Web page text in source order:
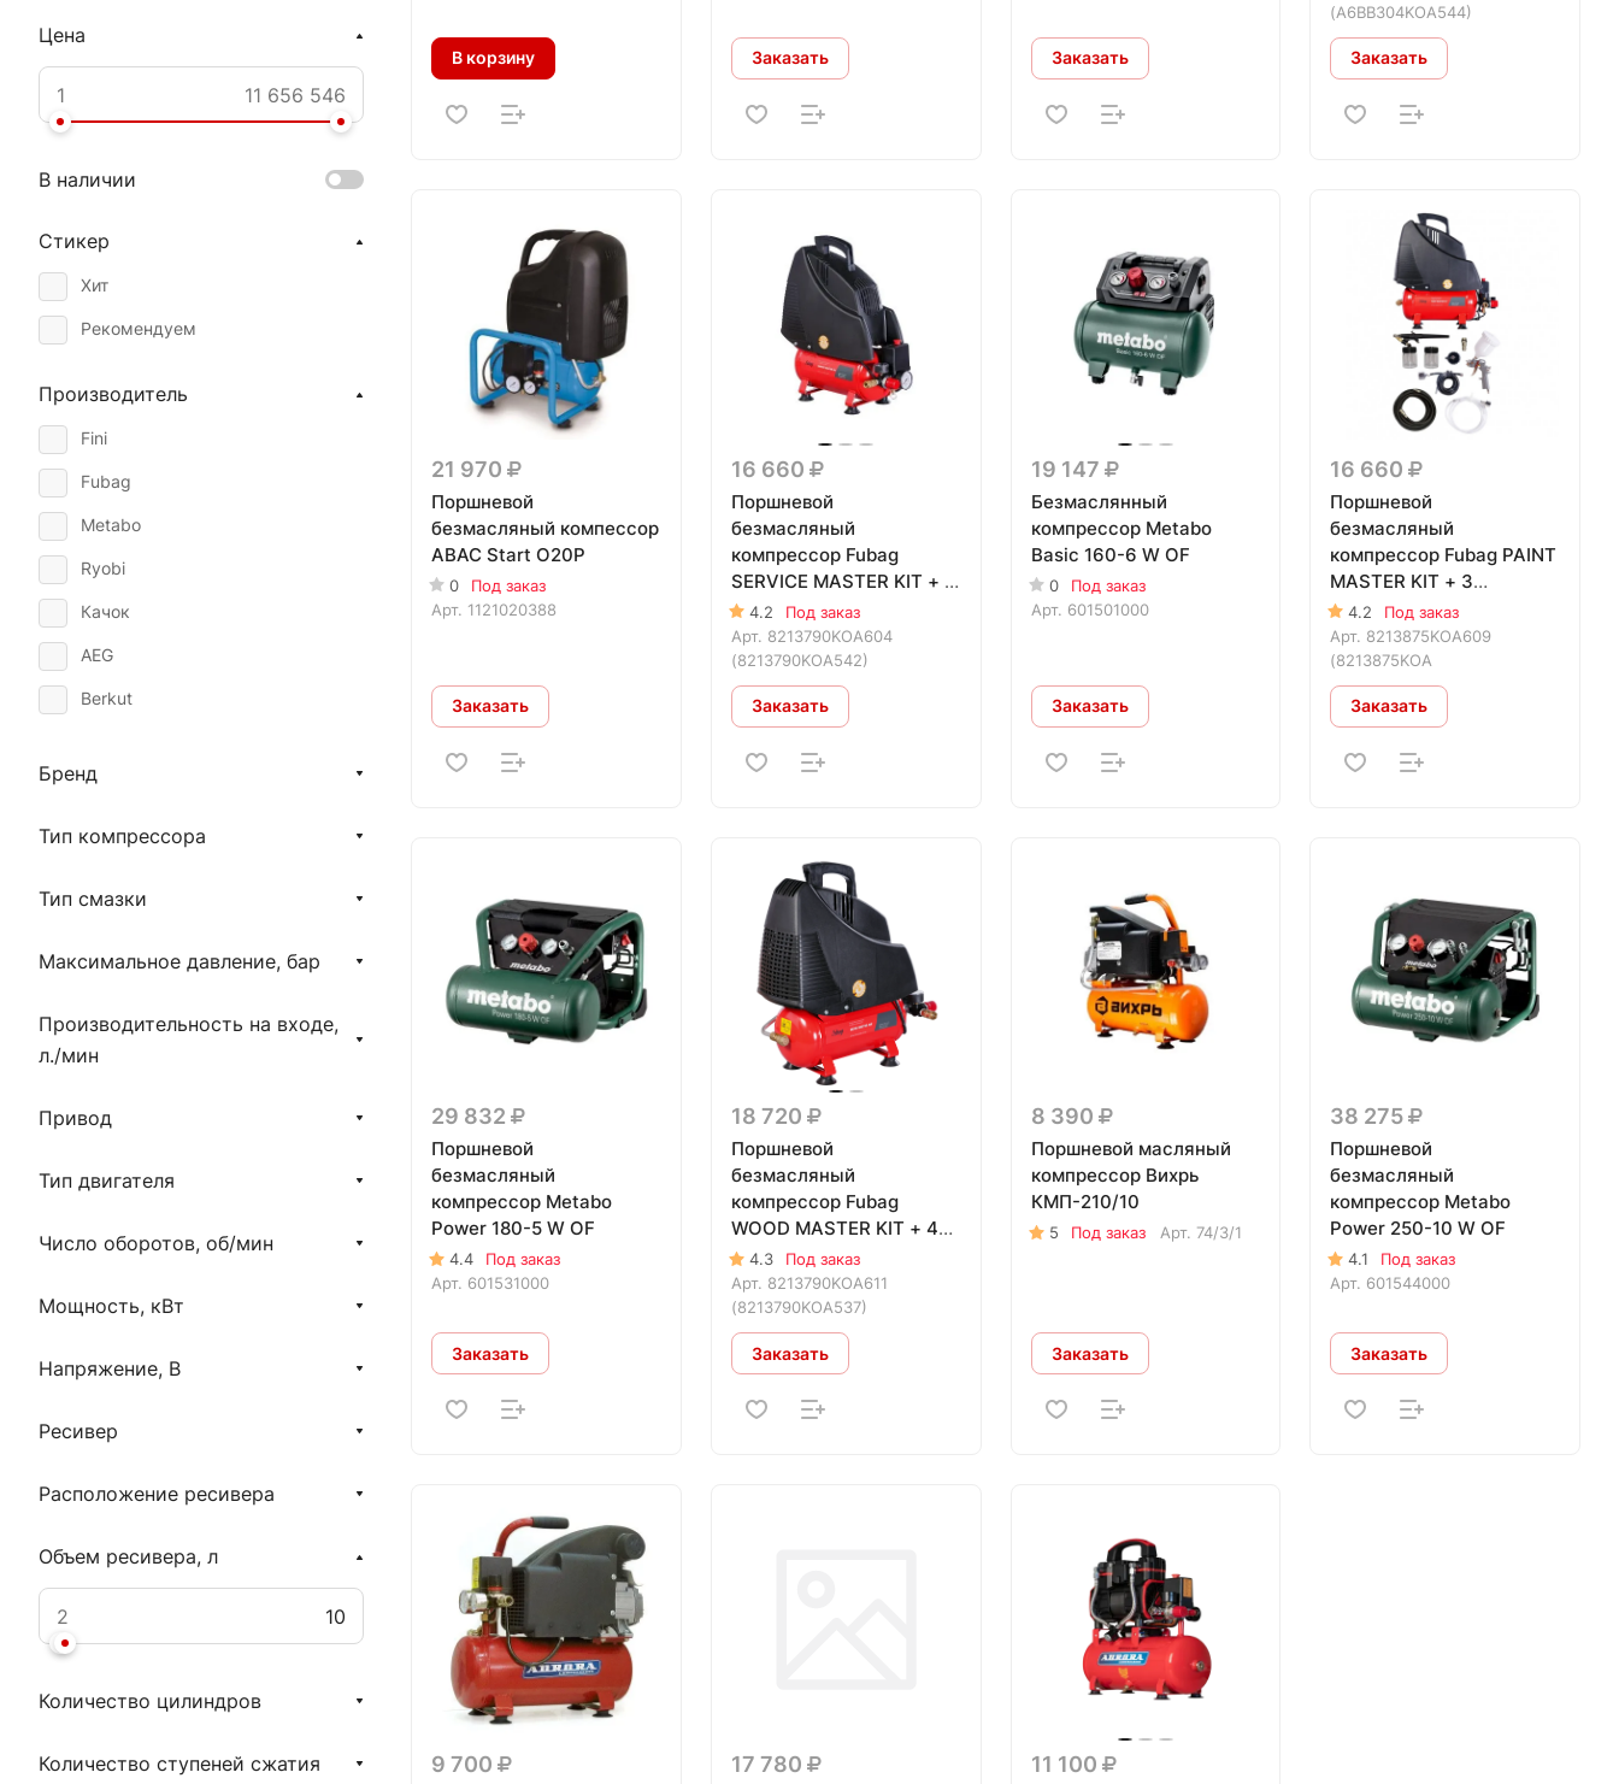
В корзину Заказать Заказать
(A6BB304KOA544)
Заказать
21 970
Поршневой
безмасляный компессор
ABAC Start O20P
0
Под заказ
Арт. 1121020388
Заказать
16 660
Поршневой
безмасляный
компрессор Fubag
SERVICE MASTER KIT + 6
(OL195/6 + 6 предметов)
4.2
Под заказ
Арт. 8213790KOA604
(8213790KOA542)
Заказать
19 147
Безмаслянный
компрессор Metabo
Basic 160-6 W OF
0
Под заказ
Арт. 601501000
Заказать
16 660
Поршневой
безмасляный
компрессор Fubag PAINT
MASTER KIT + 3
предмета
4.2
Под заказ
Арт. 8213875KOA609
(8213875KOA
Заказать
29 832
Поршневой
безмасляный
компрессор Metabo
Power 180-5 W OF
4.4
Под заказ
Арт. 601531000
Заказать
18 720
Поршневой
безмасляный
компрессор Fubag
WOOD MASTER KIT + 4
предмета
4.3
Под заказ
Арт. 8213790KOA611
(8213790KOA537)
Заказать
8 390
Поршневой масляный
компрессор Вихрь
КМП-210/10
5 Под заказ Арт. 74/3/1
Заказать
38 275
Поршневой
безмасляный
компрессор Metabo
Power 250-10 W OF
4.1
Под заказ
Арт. 601544000
Заказать
9 700 17 780 11 100
Цена
В наличии
Стикер
Хит
Рекомендуем
Производитель
Fini
Fubag
Metabo
Ryobi
Качок
AEG
Berkut
ABAC
Comaro
Бренд
Тип компрессора
Тип смазки
Максимальное давление, бар
Производительность на входе,
л./мин
Привод
Тип двигателя
Число оборотов, об/мин
Мощность, кВт
Напряжение, В
Ресивер
Расположение ресивера
Объем ресивера, л
Количество цилиндров
Количество ступеней сжатия